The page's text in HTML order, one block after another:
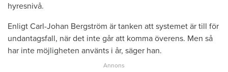
hyresnivå.
Enligt Carl-Johan Bergström är tanken att systemet är till för
undantagsfall, när det inte går att komma överens. Men så
har inte möjligheten använts i år, säger han.